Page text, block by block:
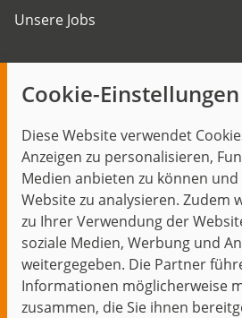
Cookie-Einstellungen
Diese Website verwendet
Anzeigen zu personalisieren,
Medien anbieten zu können
Website zu analysieren. Zudem
zu Ihrer Verwendung der
soziale Medien, Werbung und
weitergegeben. Die Partner
Informationen möglicherweise
zusammen, die Sie ihnen
Unsere Jobs
Themen im Fokus
Events
Start Datenschutz
jambit auf instagram
jambit auf